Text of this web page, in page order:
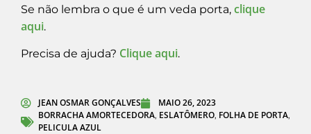
Se não lembra o que é um veda porta, clique
aqui.
Precisa de ajuda? Clique aqui.
JEAN OSMAR GONÇALVES
MAIO 26, 2023
BORRACHA AMORTECEDORA, ESLATÔMERO, FOLHA DE PORTA,
PELICULA AZUL